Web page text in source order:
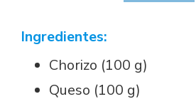
Ingredientes:
Chorizo (100 g)
Queso (100 g)